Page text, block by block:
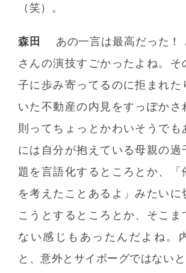
（笑）。
森田
あの一言は最高だった！
さんの演技すごかったよね。そ
子に歩み寄ってるのに拒まれた
いた不動産の内見をすっぽかさ
則ってちょっとかわいそうでも
には自分が抱えている母親の過
題を言語化するところとか、「
を考えたことあるよ」みたいに
こうとするところとか、そこま
ない感じもあったんだよね。
と、意外とサイボーグではないと